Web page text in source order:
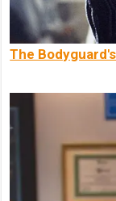
The